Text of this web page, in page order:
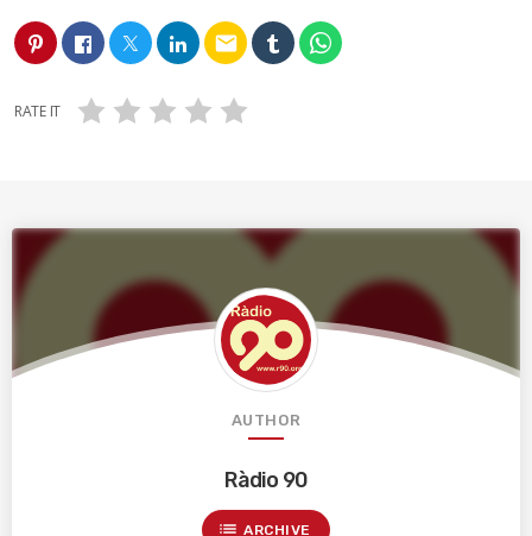
email
RATE IT
AUTHOR
Ràdio 90
list ARCHIVE